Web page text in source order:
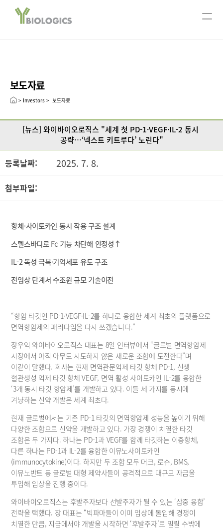
CEO message
Leadership
연구분야
Technology
Pipeline
Open Innovation
Publication
공시정보
재무정보
보도자료
보도자료
> Investors >  보도자료
[뉴스] 와이바이오로직스 "세계 첫 PD-1·VEGF·IL-2 동시
공략…‘넥스트 키트루다’ 노린다"
2025. 7. 8.
등록날짜:
첨부파일:
항체·사이토카인 동시 작용 구조 설계
스텔스바디로 Fc 기능 차단해 안정성↑
IL-2 독성 극복·기억세포 유도 구조
전임상 단계서 수조원 규모 기술이전
“항암 타깃인 PD-1·VEGF·IL-2를 하나로 융합한 세계 최초의 플랫폼으로
면역항암제의 패러다임을 다시 쓰겠습니다.”
장우익 와이바이오로직스 대표는 8일 인터뷰에서 “글로벌 면역항암제
시장에서 아직 아무도 시도하지 않은 새로운 조합에 도전한다”며
이같이 말했다. 회사는 현재 면역관문억제 타깃 항체 PD-1, 신생
혈관생성 억제 타깃 항체 VEGF, 면역 활성 사이토카인 IL-2를 융합한
‘3개 동시 타깃 항암제’를 개발하고 있다. 이들 세 가지를 동시에
겨냥하는 신약 개발은 세계 최초다.
현재 글로벌에서는 기존 PD-1 타깃의 면역항암제 성능을 높이기 위해
다양한 조합으로 신약을 개발하고 있다. 가장 경쟁이 치열한 타깃
조합은 두 가지다. 하나는 PD-1과 VEGF를 함께 타깃하는 이중항체,
다른 하나는 PD-1과 IL-2를 융합한 이뮤노사이토카인
(immunocytokine)이다. 하지만 두 조합 모두 머크, 로슈, BMS,
이뮤노반트 등 글로벌 대형 제약사들이 공격적으로 대규모 자금을
투입해 임상을 진행 중이다.
와이바이오로직스는 후발주자보다 선발주자가 될 수 있는 ‘삼중 융합’
전략을 택했다. 장 대표는 “빅파마들이 이미 임상에 돌입해 경쟁이
치열한 만큼, 지금에서야 개발을 시작하면 ‘후발주자’로 밀릴 수밖에